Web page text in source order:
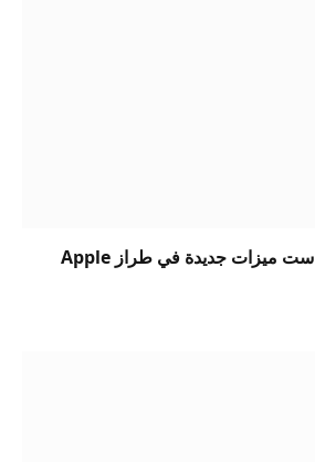
iPhone Ultra قادم: ست ميزات جديدة في طراز Apple